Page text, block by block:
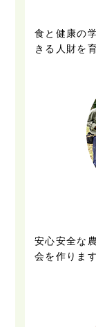
食と健康の
きる人財を
安心安全な
会を作ります